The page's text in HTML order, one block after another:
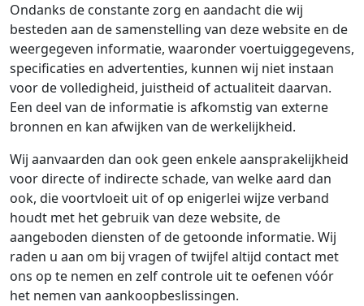
Ondanks de constante zorg en aandacht die wij
besteden aan de samenstelling van deze website en de
weergegeven informatie, waaronder voertuiggegevens,
specificaties en advertenties, kunnen wij niet instaan
voor de volledigheid, juistheid of actualiteit daarvan.
Een deel van de informatie is afkomstig van externe
bronnen en kan afwijken van de werkelijkheid.
Wij aanvaarden dan ook geen enkele aansprakelijkheid
voor directe of indirecte schade, van welke aard dan
ook, die voortvloeit uit of op enigerlei wijze verband
houdt met het gebruik van deze website, de
aangeboden diensten of de getoonde informatie. Wij
raden u aan om bij vragen of twijfel altijd contact met
ons op te nemen en zelf controle uit te oefenen vóór
het nemen van aankoopbeslissingen.